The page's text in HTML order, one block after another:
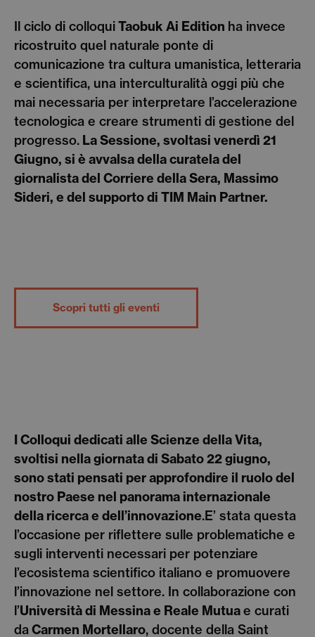
Il ciclo di colloquiTaobuk Ai Edition ha invece
ricostruito quel naturale ponte di
comunicazione tra cultura umanistica, letteraria
e scientifica, una interculturalità oggi più che
mai necessaria per interpretare l’accelerazione
tecnologica e creare strumenti di gestione del
progresso. La Sessione, svoltasi venerdì 21
Giugno, si è avvalsa della curatela del
giornalista del Corriere della Sera, Massimo
Sideri, e del supporto di TIM Main Partner.
Scopri tutti gli eventi
I Colloqui dedicati alle Scienze della Vita,
svoltisi nella giornata di Sabato 22 giugno,
sono stati pensati per approfondire il ruolo del
nostro Paese nel panorama internazionale
della ricerca e dell’innovazione.E’ stata questa
l’occasione per riflettere sulle problematiche e
sugli interventi necessari per potenziare
l’ecosistema scientifico italiano e promuovere
l’innovazione nel settore. In collaborazione con
l’Università di Messina e Reale Mutuae curati
daCarmen Mortellaro, docente della Saint